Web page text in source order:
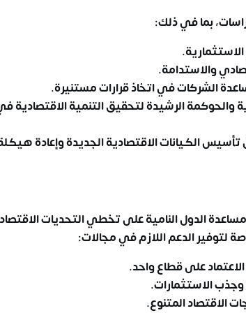
بما في ذلك:
والاستدامة.
الشركات في اتخاذ قرارات مستنيرة.
والحوكمة الرشيدة لتحقيق التنمية الاقتصادية
تأسيس الكيانات الاقتصادية الجديدة وإعادة
الدول النامية على تخطي التحديات
لتوفير الدعم اللازم في مجالات:
على قطاع واحد.
وجذب الاستثمارات.
الاقتصاد المتنوع.